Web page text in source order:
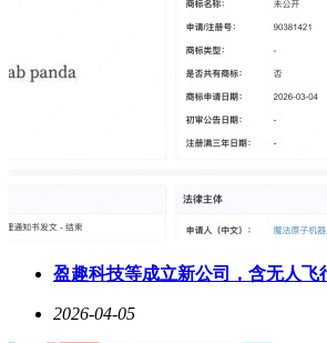
盈趣科技等成立新公司，含无人飞
2026-04-05